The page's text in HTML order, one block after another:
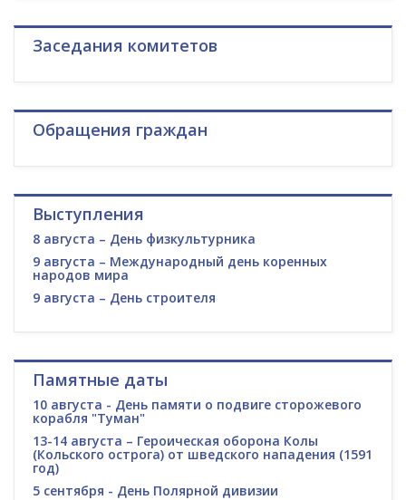
Заседания комитетов
Обращения граждан
Выступления
8 августа – День физкультурника
9 августа – Международный день коренных
народов мира
9 августа – День строителя
Памятные даты
10 августа - День памяти о подвиге сторожевого
корабля "Туман"
13-14 августа – Героическая оборона Колы
(Кольского острога) от шведского нападения (1591
год)
5 сентября - День Полярной дивизии